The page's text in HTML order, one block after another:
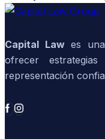
Capital Lawes una
ofrecer
representación